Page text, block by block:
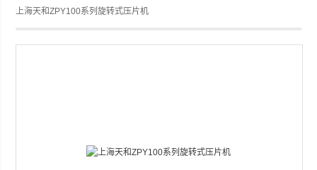
上海天和ZPY100系列旋转式压片机